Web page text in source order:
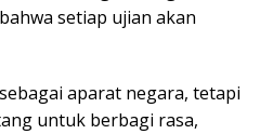
setiap ujian akan
aparat negara, tetapi
untuk berbagi rasa,